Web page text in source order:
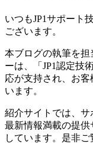
いつもJP1サポート
ございます。
本ブログの執筆を担
ーは、「JP1認定技
応が支持され、お客
います。
紹介サイトでは、サ
最新情報満載の提
しています。是非ご